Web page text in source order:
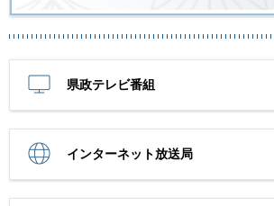
県政テレビ番組
インターネット放送局